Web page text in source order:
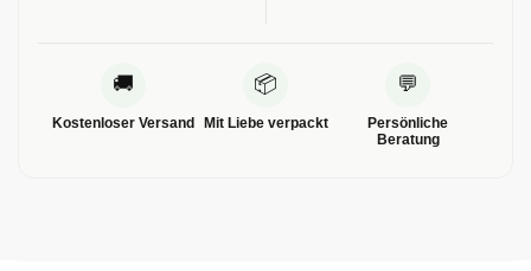
🚚
Kostenloser Versand
📦
Mit Liebe verpackt
💬
Persönliche
Beratung